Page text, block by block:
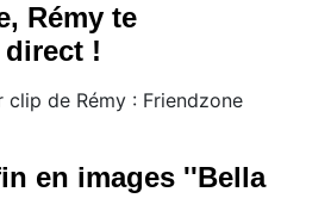
Rémy te
!
clip de Rémy : Friendzone
en images ''Bella